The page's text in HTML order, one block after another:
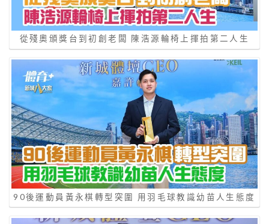
從殘奧頒獎台到初創老闆 陳浩源輪椅上揮拍第二人生
90後運動員黃永棋轉型突圍 用羽毛球教識幼苗人生態度